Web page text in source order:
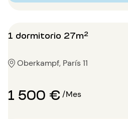
1 dormitorio 27m²
Oberkampf, París 11
1 500 €/Mes